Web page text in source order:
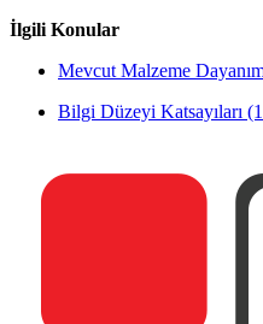
İlgili Konular
Mevcut Malzeme
Bilgi Düzeyi Katsayıları